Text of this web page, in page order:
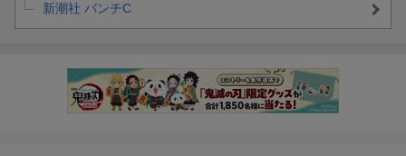
新潮社 バンチC